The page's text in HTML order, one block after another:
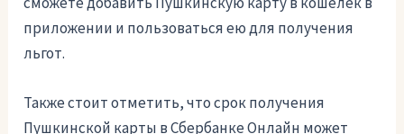
приложении и пользоваться ею для получения
льгот.
Также стоит отметить, что срок получения
Пушкинской карты в Сбербанке Онлайн может